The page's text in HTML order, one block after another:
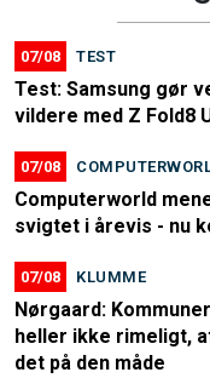
07/08 TEST
Test: Samsung gør
vildere med Z Fold8
07/08
Computerworld
svigtet i årevis - nu
07/08 KLUMME
Nørgaard:
heller ikke rimeligt,
det på den måde